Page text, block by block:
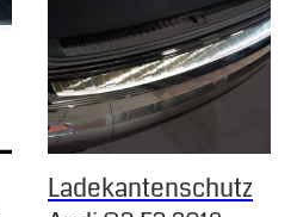
Ladekantenschutz